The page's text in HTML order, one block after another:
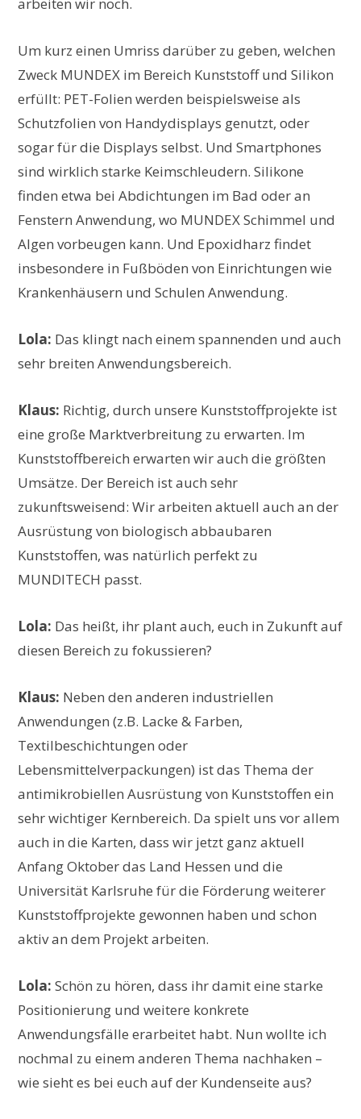
arbeiten wir noch.
Um kurz einen Umriss darüber zu geben, welchen
Zweck MUNDEX im Bereich Kunststoff und Silikon
erfüllt: PET-Folien werden beispielsweise als
Schutzfolien von Handydisplays genutzt, oder
sogar für die Displays selbst. Und Smartphones
sind wirklich starke Keimschleudern. Silikone
finden etwa bei Abdichtungen im Bad oder an
Fenstern Anwendung, wo MUNDEX Schimmel und
Algen vorbeugen kann. Und Epoxidharz findet
insbesondere in Fußböden von Einrichtungen wie
Krankenhäusern und Schulen Anwendung.
Lola: Das klingt nach einem spannenden und auch
sehr breiten Anwendungsbereich.
Klaus: Richtig, durch unsere Kunststoffprojekte ist
eine große Marktverbreitung zu erwarten. Im
Kunststoffbereich erwarten wir auch die größten
Umsätze. Der Bereich ist auch sehr
zukunftsweisend: Wir arbeiten aktuell auch an der
Ausrüstung von biologisch abbaubaren
Kunststoffen, was natürlich perfekt zu
MUNDITECH passt.
Lola: Das heißt, ihr plant auch, euch in Zukunft auf
diesen Bereich zu fokussieren?
Klaus: Neben den anderen industriellen
Anwendungen (z.B. Lacke & Farben,
Textilbeschichtungen oder
Lebensmittelverpackungen) ist das Thema der
antimikrobiellen Ausrüstung von Kunststoffen ein
sehr wichtiger Kernbereich. Da spielt uns vor allem
auch in die Karten, dass wir jetzt ganz aktuell
Anfang Oktober das Land Hessen und die
Universität Karlsruhe für die Förderung weiterer
Kunststoffprojekte gewonnen haben und schon
aktiv an dem Projekt arbeiten.
Lola: Schön zu hören, dass ihr damit eine starke
Positionierung und weitere konkrete
Anwendungsfälle erarbeitet habt. Nun wollte ich
nochmal zu einem anderen Thema nachhaken –
wie sieht es bei euch auf der Kundenseite aus?